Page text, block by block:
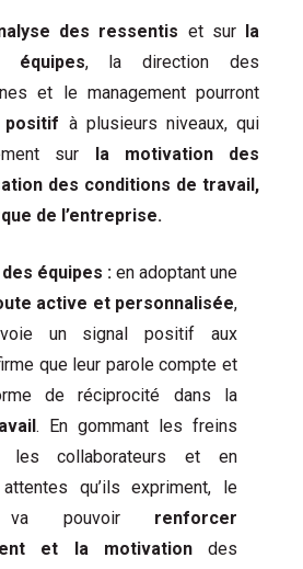
des ressentis et sur la
équipes, la direction des
et le management pourront
positif à plusieurs niveaux, qui
sur la motivation des
des conditions de travail,
de l’entreprise.
équipes : en adoptant une
active et personnalisée,
un signal positif aux
que leur parole compte et
de réciprocité dans la
. En gommant les freins
les collaborateurs et en
qu’ils expriment, le
va pouvoir renforcer
et la motivationdes